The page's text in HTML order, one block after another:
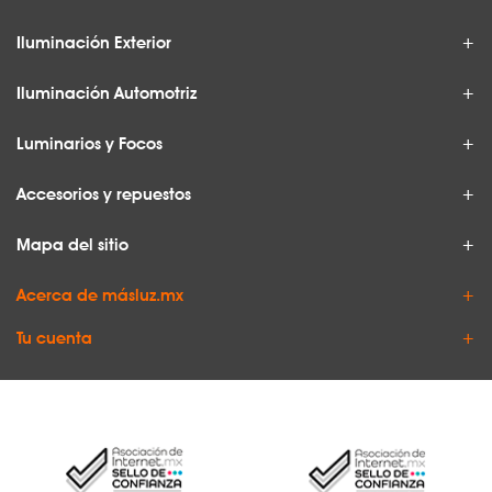
Iluminación Exterior
Iluminación Automotriz
Luminarios y Focos
Accesorios y repuestos
Mapa del sitio
Acerca de másluz.mx
Tu cuenta